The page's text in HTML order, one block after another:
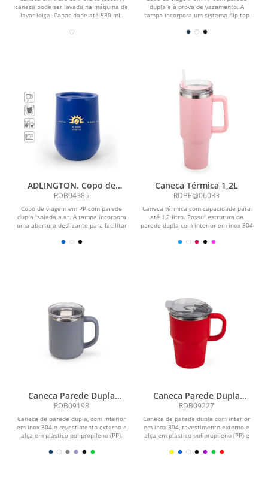
caneca pode ser lavada na máquina de
lavar loiça. Capacidade até 530 mL.
dupla e à prova de vazamento. A
tampa incorpora um sistema flip top
ADLINGTON. Copo de
viagem em PP com parede
dupla isolada a ar
RDB94385
Copo de viagem em PP com parede
dupla isolada a ar. A tampa incorpora
uma abertura deslizante para facilitar
Caneca Térmica 1,2L
RDBE@06033
Caneca térmica com capacidade para
até 1,2 litro. Possui estrutura de
parede dupla com interior em inox 304
Caneca Parede Dupla
450ml
RDB09198
Caneca de parede dupla, com interior
em inox 304 e revestimento externo e
alça em plástico polipropileno (PP).
Caneca Parede Dupla
550ml
RDB09227
Caneca de parede dupla com interior
em inox 304, revestimento externo e
alça em plástico polipropileno (PP) e